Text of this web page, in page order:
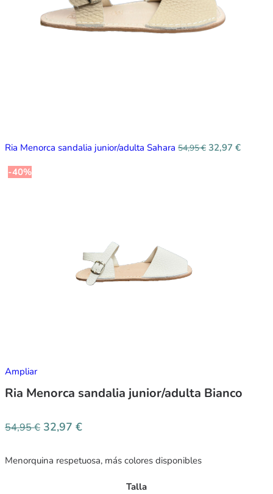
Ria Menorca sandalia junior/adulta Sahara 54,95€ 32,97 €
-40%
Ampliar
Ria Menorca sandalia junior/adulta Bianco
54,95€ 32,97 €
Menorquina respetuosa, más colores disponibles
Talla